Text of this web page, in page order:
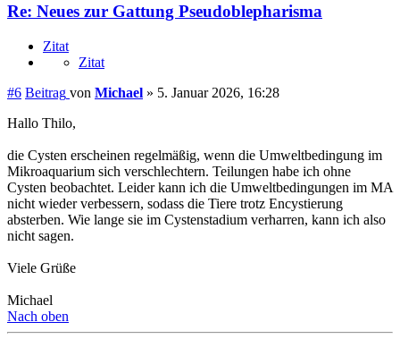
Re: Neues zur Gattung Pseudoblepharisma
Zitat
Zitat
#6 Beitrag von Michael » 5. Januar 2026, 16:28
Hallo Thilo,
die Cysten erscheinen regelmäßig, wenn die Umweltbedingung im
Mikroaquarium sich verschlechtern. Teilungen habe ich ohne
Cysten beobachtet. Leider kann ich die Umweltbedingungen im MA
nicht wieder verbessern, sodass die Tiere trotz Encystierung
absterben. Wie lange sie im Cystenstadium verharren, kann ich also
nicht sagen.
Viele Grüße
Michael
Nach oben